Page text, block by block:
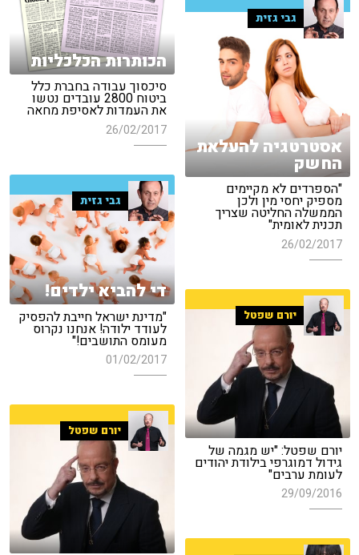
הכותרות הכלכליות
סיכסוך עבודה בחברת כלל
ביטוח 2800 עובדים נטשו
את העמדות לאסיפת מחאה
26/02/2017
גבי גזית
אסטרטגיה להעלאת
החשק
"הספרדים לא מקיימים
מספיק יחסי מין ולכן
הממשלה החליטה שצריך
תכנית לאומית"
26/02/2017
גבי גזית
די להביא ילדים!
"מדינת ישראל חייבת להפסיק
לעודד ילודה! אנחנו נקרוס
מעומס התושבים!"
01/02/2017
יורם שפטל
יורם שפטל: "יש מגמה של
גידול דמוגרפי בילודת יהודים
לעומת ערבים"
29/09/2016
יורם שפטל